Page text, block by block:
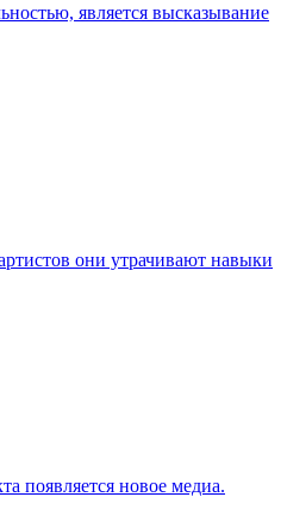
является высказывание
они утрачивают навыки
появляется новое медиа.